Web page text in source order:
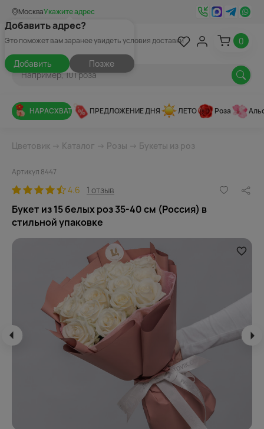
МоскваУкажите адрес
Добавить адрес?
Это поможет вам заранее увидеть условия доставки
Добавить Позже
0
НАРАСХВАТ ПРЕДЛОЖЕНИЕ ДНЯ ЛЕТО Роза
Цветовик → Каталог → Розы → Букеты из роз
Артикул 8447
4.6 1 отзыв
Букет из 15 белых роз 35-40 см (Россия) в
стильной упаковке